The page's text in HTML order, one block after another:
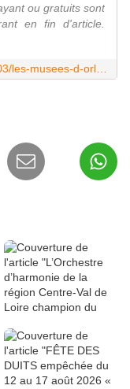
ou gratuits sont
en fin d'article.